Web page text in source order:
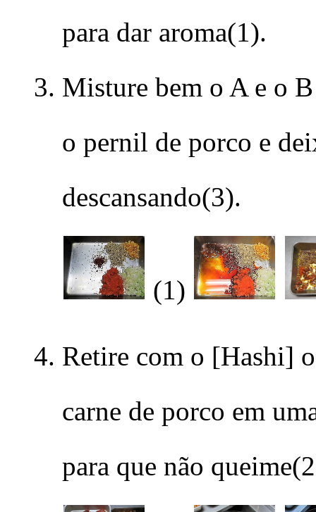
para dar aroma(1).
Misture bem o A e o
o pernil de porco e
descansando(3).
(1)
Retire com o [Hashi]
carne de porco em
para que não